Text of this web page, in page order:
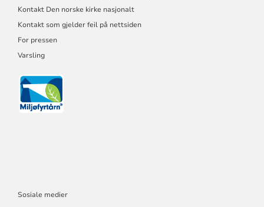
Kontakt Den norske kirke nasjonalt
Kontakt som gjelder feil på nettsiden
For pressen
Varsling
Sosiale medier